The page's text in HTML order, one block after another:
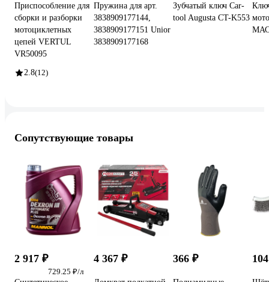
Приспособление для
сборки и разборки
мотоциклетных
цепей VERTUL
VR50095
2.8(12)
Пружина для арт.
3838909177144,
3838909177151 Unior
3838909177168
Зубчатый ключ Car-
tool Augusta CT-K553
Сопутствующие товары
2 917 ₽
729.25 ₽/л
4 367 ₽ 366 ₽